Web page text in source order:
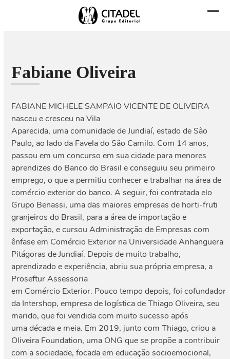
Fabiane Oliveira
FABIANE MICHELE SAMPAIO VICENTE DE OLIVEIRA
nasceu e cresceu na Vila
Aparecida, uma comunidade de Jundiaí, estado de São
Paulo, ao lado da Favela do São Camilo. Com 14 anos,
passou em um concurso em sua cidade para menores
aprendizes do Banco do Brasil e conseguiu seu primeiro
emprego, o que a permitiu conhecer e trabalhar na área de
comércio exterior do banco. A seguir, foi contratada elo
Grupo Benassi, uma das maiores empresas de horti-fruti
granjeiros do Brasil, para a área de importação e
exportação, e cursou Administração de Empresas com
ênfase em Comércio Exterior na Universidade Anhanguera
Pitágoras de Jundiaí. Depois de muito trabalho,
aprendizado e experiência, abriu sua própria empresa, a
Proseftur Assessoria
em Comércio Exterior. Pouco tempo depois, foi cofundador
da Intershop, empresa de logística de Thiago Oliveira, seu
marido, que foi vendida com muito sucesso após
uma década e meia. Em 2019, junto com Thiago, criou a
Oliveira Foundation, uma ONG que se propõe a contribuir
com a sociedade, focada em educação socioemocional,